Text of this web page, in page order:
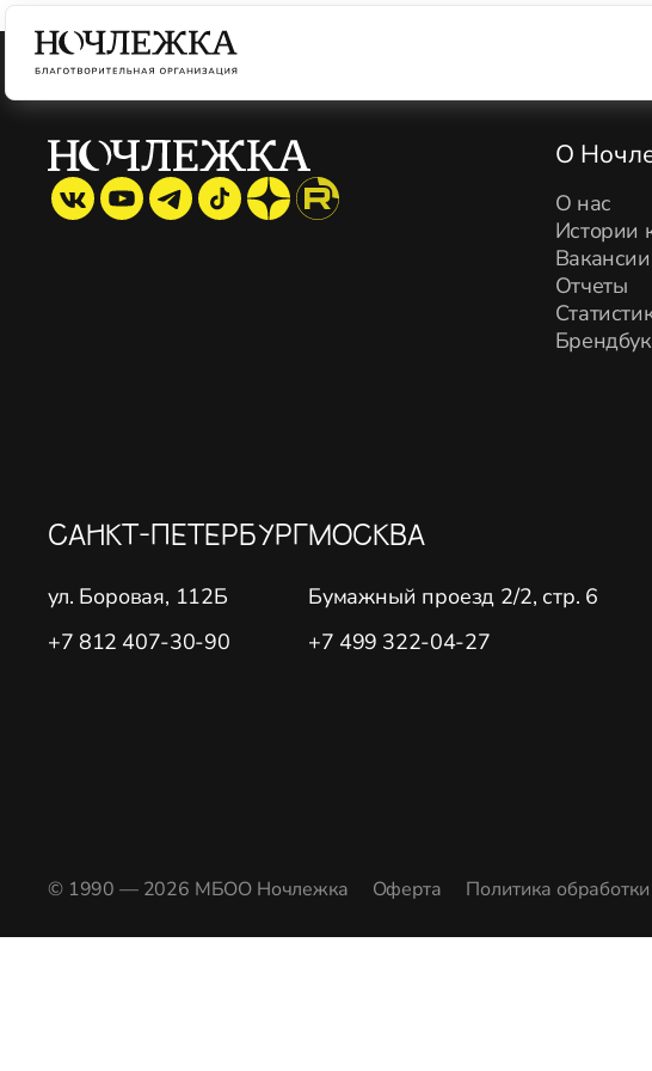
О
О нас
Истории
Вакансии
Отчеты
Брендбук
САНКТ-ПЕТЕРБУРГ
ул. Боровая, 112Б
+7 812 407-30-90
МОСКВА
Бумажный проезд 2/2, стр. 6
+7 499 322-04-27
© 1990 — 2026 МБОО Ночлежка Оферта Политика